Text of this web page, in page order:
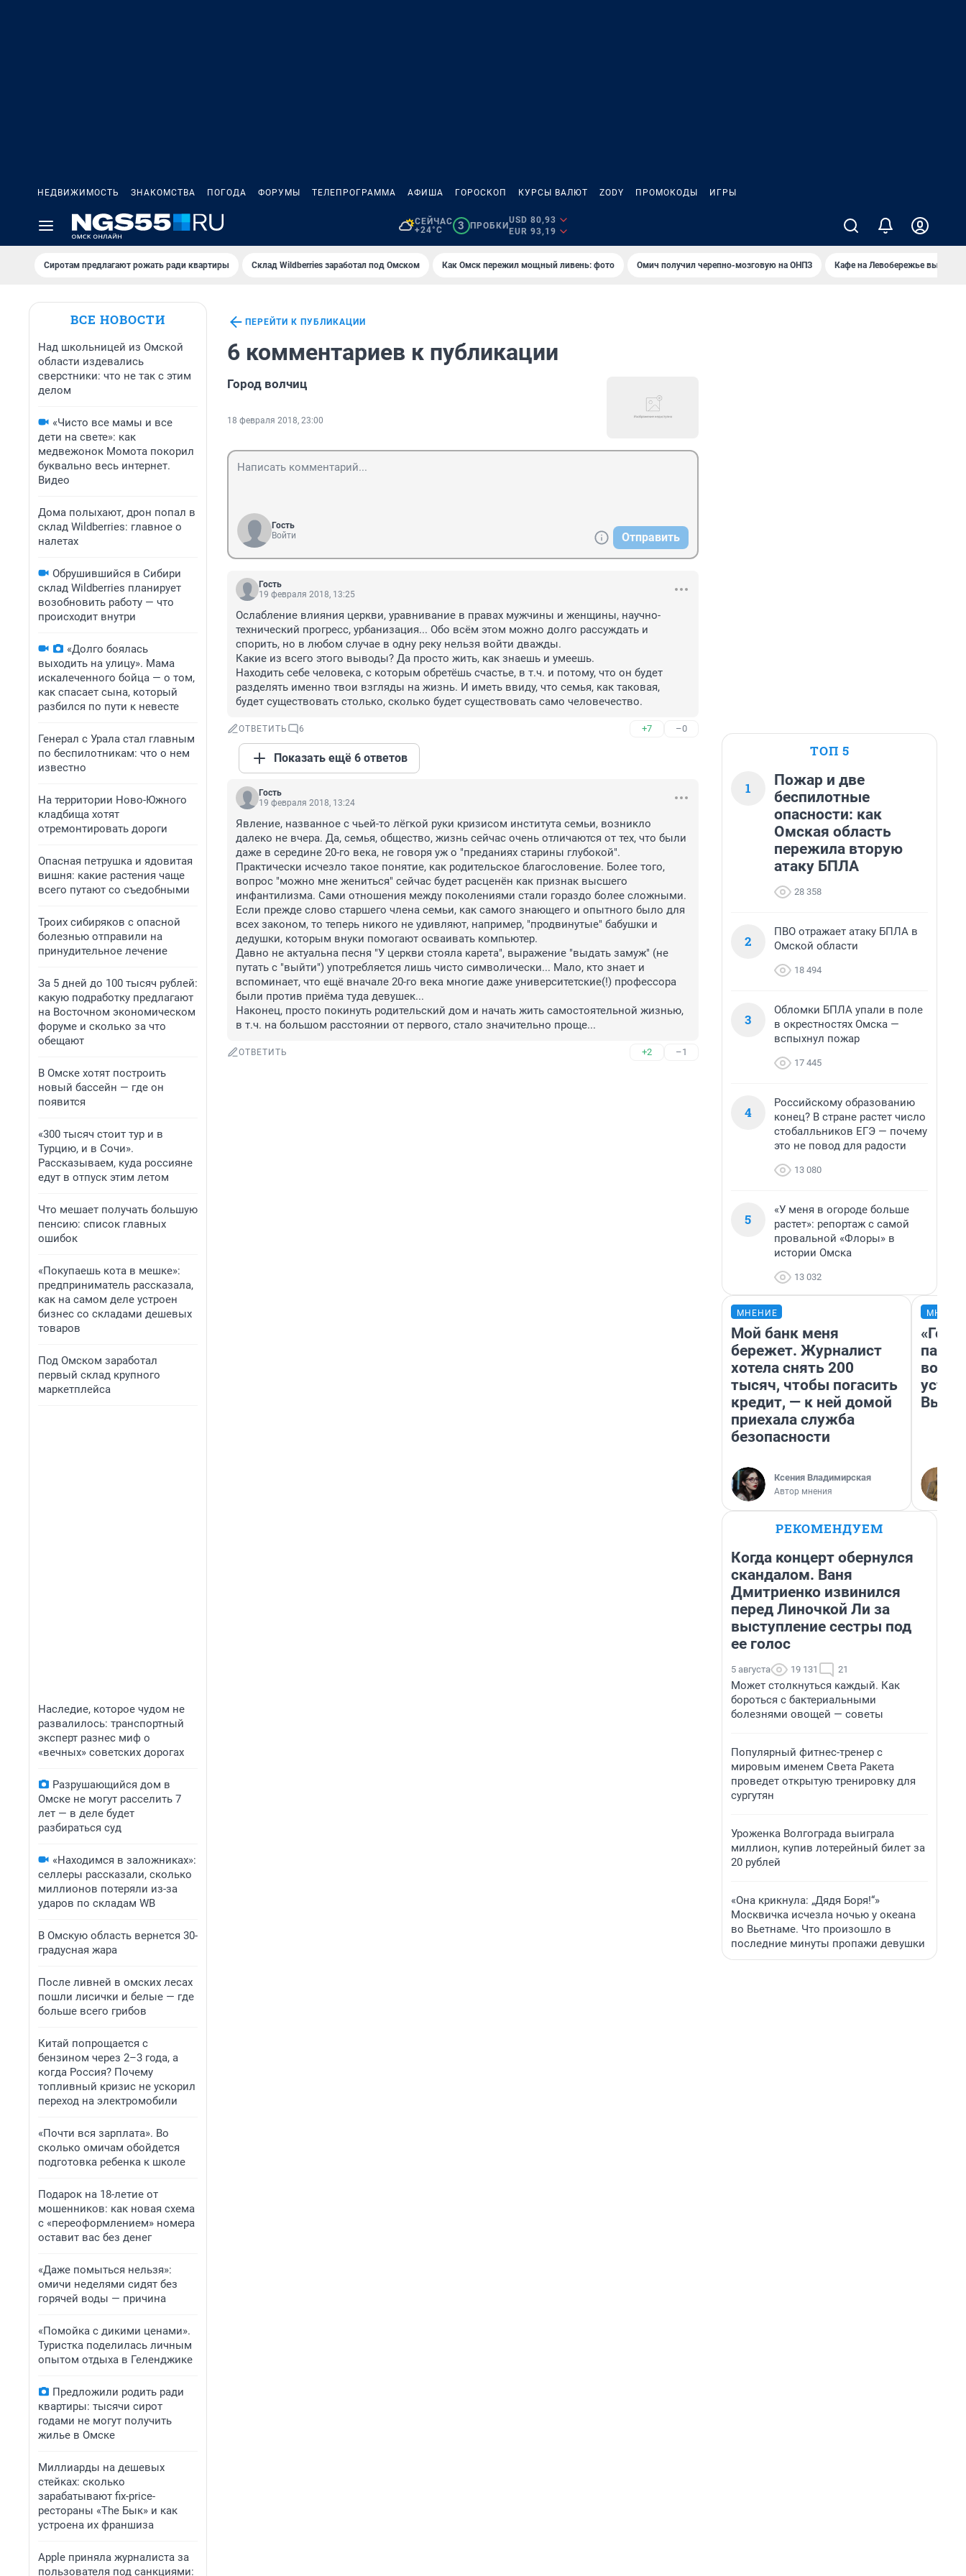
НЕДВИЖИМОСТЬ ЗНАКОМСТВА ПОГОДА ФОРУМЫ ТЕЛЕПРОГРАММА АФИША ГОРОСКОП КУРСЫ ВАЛЮТ ZODY ПРОМОКОДЫ ИГРЫ
СЕЙЧАС
+24°C
3 ПРОБКИ
USD 80,93
EUR 93,19
Сиротам предлагают рожать ради квартиры Склад Wildberries заработал под Омском Как Омск пережил мощный ливень: фото Омич получил черепно-мозговую на ОНПЗ Кафе на Левобережье
ВСЕ НОВОСТИ
Над школьницей из Омской
области издевались
сверстники: что не так с этим
делом
«Чисто все мамы и все
дети на свете»: как
медвежонок Момота покорил
буквально весь интернет.
Видео
Дома полыхают, дрон попал в
склад Wildberries: главное о
налетах
Обрушившийся в Сибири
склад Wildberries планирует
возобновить работу — что
происходит внутри
«Долго боялась
выходить на улицу». Мама
искалеченного бойца — о том,
как спасает сына, который
разбился по пути к невесте
Генерал с Урала стал главным
по беспилотникам: что о нем
известно
На территории Ново-Южного
кладбища хотят
отремонтировать дороги
Опасная петрушка и ядовитая
вишня: какие растения чаще
всего путают со съедобными
Троих сибиряков с опасной
болезнью отправили на
принудительное лечение
За 5 дней до 100 тысяч рублей:
какую подработку предлагают
на Восточном экономическом
форуме и сколько за что
обещают
В Омске хотят построить
новый бассейн — где он
появится
«300 тысяч стоит тур и в
Турцию, и в Сочи».
Рассказываем, куда россияне
едут в отпуск этим летом
Что мешает получать большую
пенсию: список главных
ошибок
«Покупаешь кота в мешке»:
предприниматель рассказала,
как на самом деле устроен
бизнес со складами дешевых
товаров
Под Омском заработал
первый склад крупного
маркетплейса
Наследие, которое чудом не
развалилось: транспортный
эксперт разнес миф о
«вечных» советских дорогах
Разрушающийся дом в
Омске не могут расселить 7
лет — в деле будет
разбираться суд
«Находимся в заложниках»:
селлеры рассказали, сколько
миллионов потеряли из-за
ударов по складам WB
В Омскую область вернется 30-
градусная жара
После ливней в омских лесах
пошли лисички и белые — где
больше всего грибов
Китай попрощается с
бензином через 2–3 года, а
когда Россия? Почему
топливный кризис не ускорил
переход на электромобили
«Почти вся зарплата». Во
сколько омичам обойдется
подготовка ребенка к школе
Подарок на 18-летие от
мошенников: как новая схема
с «переоформлением» номера
оставит вас без денег
«Даже помыться нельзя»:
омичи неделями сидят без
горячей воды — причина
«Помойка с дикими ценами».
Туристка поделилась личным
опытом отдыха в Геленджике
Предложили родить ради
квартиры: тысячи сирот
годами не могут получить
жилье в Омске
Миллиарды на дешевых
стейках: сколько
зарабатывают fix-price-
рестораны «The Бык» и как
устроена их франшиза
Apple приняла журналиста за
пользователя под санкциями:
ПЕРЕЙТИ К ПУБЛИКАЦИИ
6 комментариев к публикации
Город волчиц
18 февраля 2018, 23:00
Гость
Войти
Отправить
Гость
19 февраля 2018, 13:25
Ослабление влияния церкви, уравнивание в правах мужчины и женщины, научно-
технический прогресс, урбанизация... Обо всём этом можно долго рассуждать и
спорить, но в любом случае в одну реку нельзя войти дважды.
Какие из всего этого выводы? Да просто жить, как знаешь и умеешь.
Находить себе человека, с которым обретёшь счастье, в т.ч. и потому, что он будет
разделять именно твои взгляды на жизнь. И иметь ввиду, что семья, как таковая,
будет существовать столько, сколько будет существовать само человечество.
ОТВЕТИТЬ 6 +7 –0
Показать ещё 6 ответов
Гость
19 февраля 2018, 13:24
Явление, названное с чьей-то лёгкой руки кризисом института семьи, возникло
далеко не вчера. Да, семья, общество, жизнь сейчас очень отличаются от тех, что были
даже в середине 20-го века, не говоря уж о "преданиях старины глубокой".
Практически исчезло такое понятие, как родительское благословение. Более того,
вопрос "можно мне жениться" сейчас будет расценён как признак высшего
инфантилизма. Сами отношения между поколениями стали гораздо более сложными.
Если прежде слово старшего члена семьи, как самого знающего и опытного было для
всех законом, то теперь никого не удивляют, например, "продвинутые" бабушки и
дедушки, которым внуки помогают осваивать компьютер.
Давно не актуальна песня "У церкви стояла карета", выражение "выдать замуж" (не
путать с "выйти") употребляется лишь чисто символически... Мало, кто знает и
вспоминает, что ещё вначале 20-го века многие даже университетские(!) профессора
были против приёма туда девушек...
Наконец, просто покинуть родительский дом и начать жить самостоятельной жизнью,
в т.ч. на большом расстоянии от первого, стало значительно проще...
ОТВЕТИТЬ +2 –1
ТОП 5
1
Пожар и две
беспилотные
опасности: как
Омская область
пережила вторую
атаку БПЛА
28 358
2
ПВО отражает атаку БПЛА в
Омской области
18 494
3
Обломки БПЛА упали в поле
в окрестностях Омска —
вспыхнул пожар
17 445
4
Российскому образованию
конец? В стране растет число
стобалльников ЕГЭ — почему
это не повод для радости
13 080
5
«У меня в огороде больше
растет»: репортаж с самой
провальной «Флоры» в
истории Омска
13 032
МНЕНИЕ
Мой банк меня
бережет. Журналист
хотела снять 200
тысяч, чтобы погасить
кредит, — к ней домой
приехала служба
безопасности
Ксения Владимирская
Автор мнения
РЕКОМЕНДУЕМ
Когда концерт обернулся
скандалом. Ваня
Дмитриенко извинился
перед Линочкой Ли за
выступление сестры под
ее голос
5 августа 19 131 21
Может столкнуться каждый. Как
бороться с бактериальными
болезнями овощей — советы
Популярный фитнес-тренер с
мировым именем Света Ракета
проведет открытую тренировку для
сургутян
Уроженка Волгограда выиграла
миллион, купив лотерейный билет за
20 рублей
«Она крикнула: „Дядя Боря!“»
Москвичка исчезла ночью у океана
во Вьетнаме. Что произошло в
последние минуты пропажи девушки